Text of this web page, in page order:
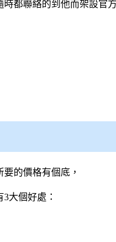
都聯絡的到他而架設官
的價格有個底，
大個好處：